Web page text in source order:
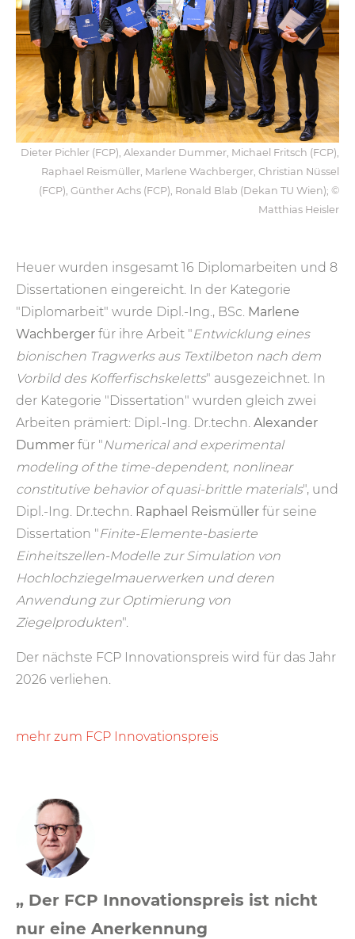
Dieter Pichler (FCP), Alexander Dummer, Michael Fritsch (FCP),
Raphael Reismüller, Marlene Wachberger, Christian Nüssel
(FCP), Günther Achs (FCP), Ronald Blab (Dekan TU Wien); ©
Matthias Heisler
Heuer wurden insgesamt 16 Diplomarbeiten und 8
Dissertationen eingereicht. In der Kategorie
"Diplomarbeit" wurde Dipl.-Ing., BSc. Marlene
Wachberger für ihre Arbeit "Entwicklung eines
bionischen Tragwerks aus Textilbeton nach dem
Vorbild des Kofferfischskeletts" ausgezeichnet. In
der Kategorie "Dissertation" wurden gleich zwei
Arbeiten prämiert: Dipl.-Ing. Dr.techn. Alexander
Dummer für "Numerical and experimental
modeling of the time-dependent, nonlinear
constitutive behavior of quasi-brittle materials", und
Dipl.-Ing. Dr.techn. Raphael Reismüller für seine
Dissertation "Finite-Elemente-basierte
Einheitszellen-Modelle zur Simulation von
Hochlochziegelmauerwerken und deren
Anwendung zur Optimierung von
Ziegelprodukten".
Der nächste FCP Innovationspreis wird für das Jahr
2026 verliehen.
mehr zum FCP Innovationspreis
„ Der FCP Innovationspreis ist nicht
nur eine Anerkennung